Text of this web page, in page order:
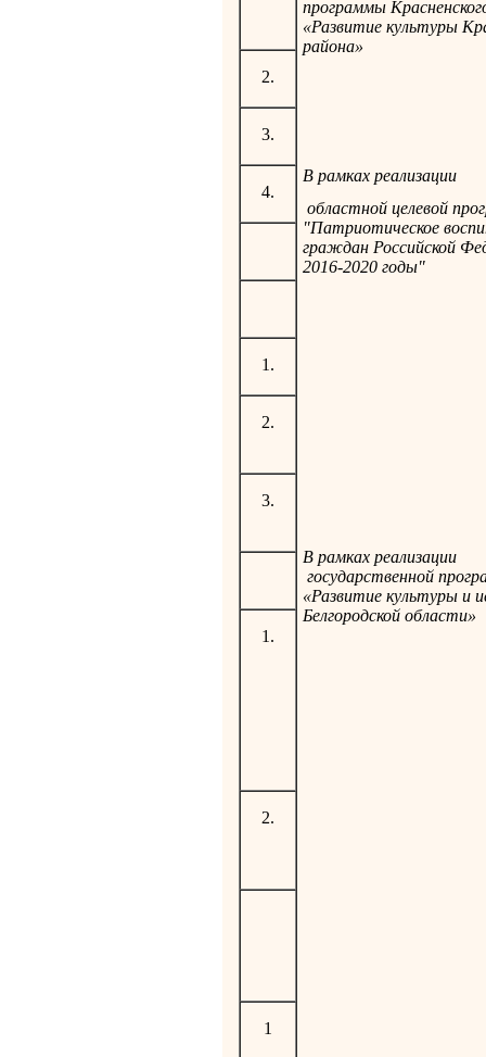
программы
«Развитие культуры
района»
В рамках реализации
областной целевой
"Патриотическое
граждан Российской
2016-2020 годы"
В рамках реализации
государственной
«Развитие культуры и
Белгородской области»
2.
3.
4.
1.
2.
3.
1.
2.
1